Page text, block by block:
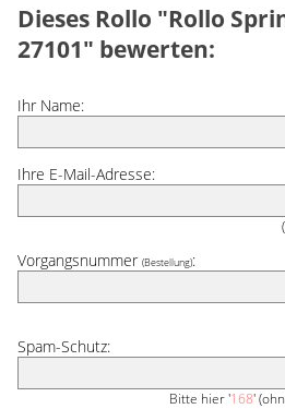
Dieses Rollo "Rollo
27101" bewerten:
Ihr Name:
Ihre E-Mail-Adresse:
Vorgangsnummer (Bestellung):
Spam-Schutz:
Bitte hier '168'